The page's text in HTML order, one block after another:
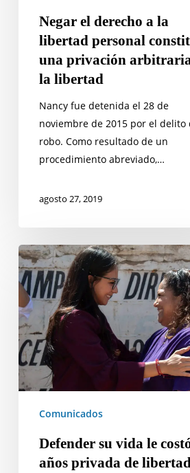
libertad
Negar el derecho a la
libertad personal
una privación
la libertad
Nancy fue detenida el 28 de
noviembre de 2015 por el delito
robo. Como resultado de un
procedimiento abreviado,…
agosto 27, 2019
Defender
su
vida
le
costó
11
años
privada
de
libertadComunicados
Defender su vida le
años privada de